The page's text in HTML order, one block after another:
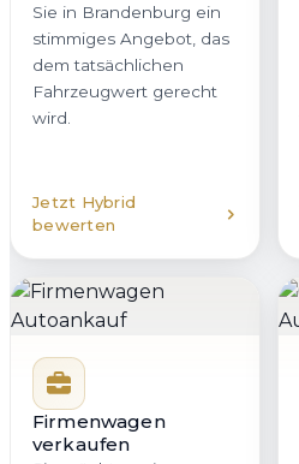
Sie in Brandenburg ein
stimmiges Angebot, das
dem tatsächlichen
Fahrzeugwert gerecht
wird.
Jetzt Hybrid
bewerten
Firmenwagen
verkaufen